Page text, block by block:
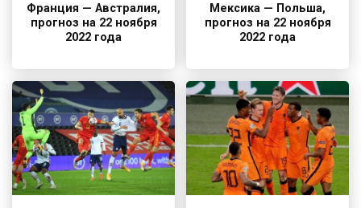
Франция — Австралия,
прогноз на 22 ноября
2022 года
Мексика — Польша,
прогноз на 22 ноября
2022 года